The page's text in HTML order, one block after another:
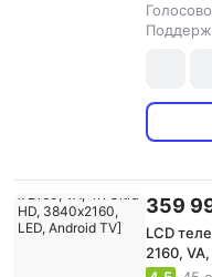
359
LCD
2160,
TV]